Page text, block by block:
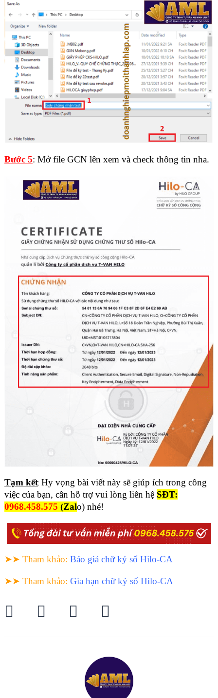
Bước 5: Mở file GCN lên xem và check thông tin nha.
Tạm kết: Hy vọng bài viết này sẽ giúp ích trong công
việc của bạn, cần hỗ trợ vui lòng liên hệ SĐT:
0968.458.575 (Zalo) nhé!
➤➤ Tham khảo: Báo giá chữ ký số Hilo-CA
➤➤ Tham khảo: Gia hạn chữ ký số Hilo-CA